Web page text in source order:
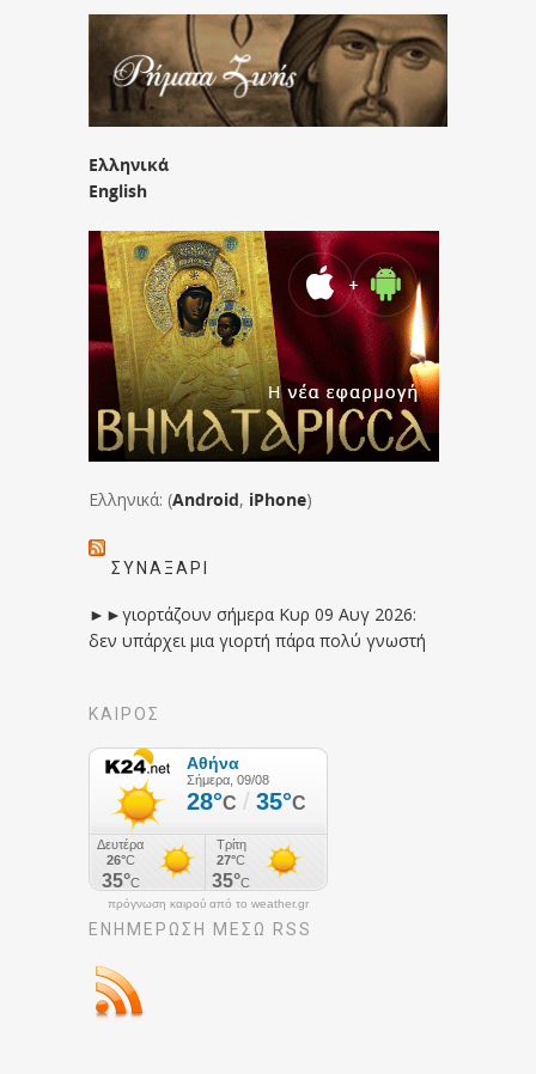
Ελληνικά
English
Ελληνικά: (Android, iPhone)
ΣΥΝΑΞΆΡΙ
►►γιορτάζουν σήμερα Κυρ 09 Αυγ 2026:
δεν υπάρχει μια γιορτή πάρα πολύ γνωστή
ΚΑΙΡΟΣ
πρόγνωση καιρού από το weather.gr
ΕΝΗΜΈΡΩΣΉ ΜΕΣΩ RSS